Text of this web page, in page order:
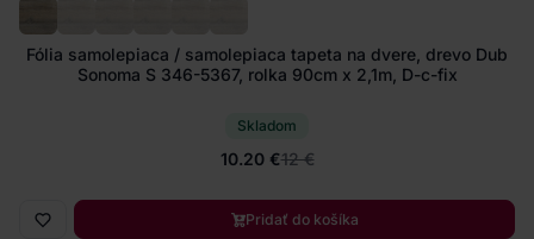
Fólia samolepiaca / samolepiaca tapeta na dvere, drevo Dub
Sonoma S 346-5367, rolka 90cm x 2,1m, D-c-fix
Skladom
10.20 €12 €
Pridať do košíka